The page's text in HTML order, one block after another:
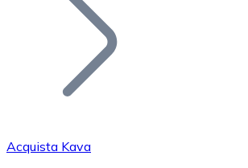
Acquista Kava